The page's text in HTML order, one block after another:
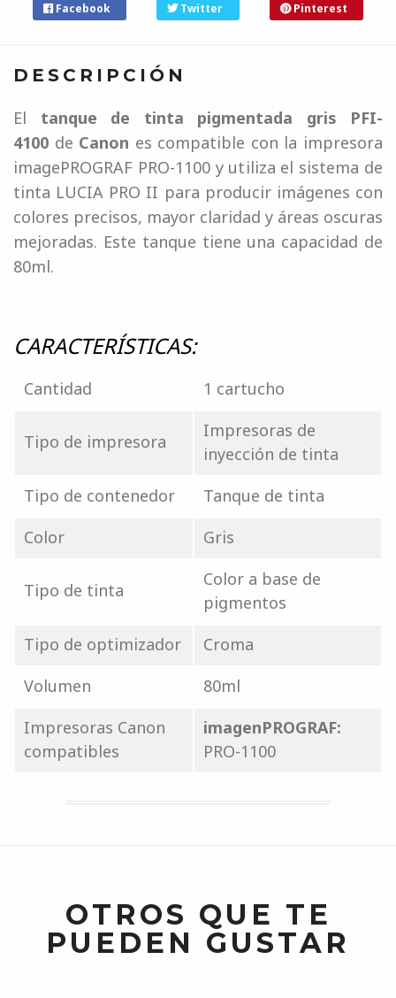
Facebook Twitter Pinterest
DESCRIPCIÓN
El tanque de tinta pigmentada gris PFI-
4100 de Canon es compatible con la impresora
imagePROGRAF PRO-1100 y utiliza el sistema de
tinta LUCIA PRO II para producir imágenes con
colores precisos, mayor claridad y áreas oscuras
mejoradas. Este tanque tiene una capacidad de
80ml.
CARACTERÍSTICAS:
Cantidad 1 cartucho
Tipo de impresora
Impresoras de
inyección de tinta
Tipo de contenedor
Tanque de tinta
Color
Gris
Tipo de tinta
Color a base de
pigmentos
Tipo de optimizador
Croma
Volumen
80ml
Impresoras Canon
compatibles
imagenPROGRAF:
PRO-1100
OTROS QUE TE
PUEDEN GUSTAR